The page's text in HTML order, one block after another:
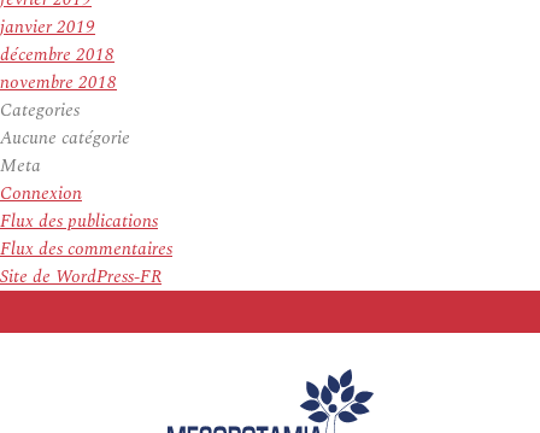
janvier 2019
décembre 2018
novembre 2018
Categories
Aucune catégorie
Meta
Connexion
Flux des publications
Flux des commentaires
Site de WordPress-FR